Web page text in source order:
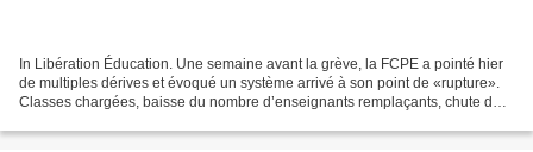
In Libération Éducation. Une semaine avant la grève, la FCPE a pointé hier
de multiples dérives et évoqué un système arrivé à son point de «rupture».
Classes chargées, baisse du nombre d’enseignants remplaçants, chute des